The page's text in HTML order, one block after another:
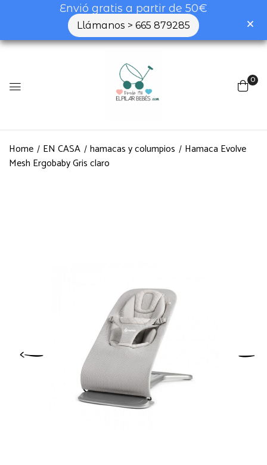
Envió gratis a partir de 50€
Llámanos > 665 879285
0
Home EN CASA hamacas y columpios
Hamaca Evolve
Mesh Ergobaby Gris claro